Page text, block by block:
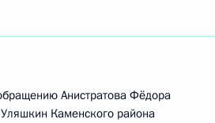
Анистратова Фёдора
Каменского района